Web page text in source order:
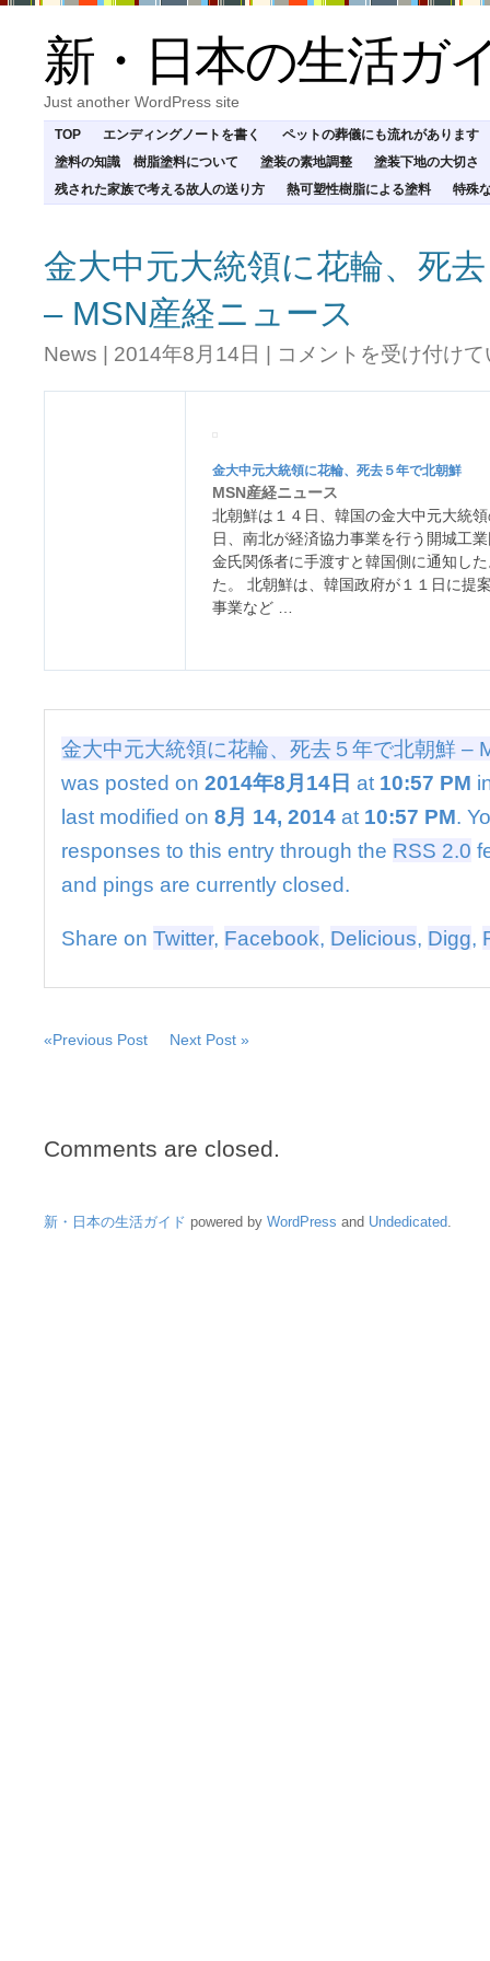
新・日本の生活ガ
Just another WordPress site
TOP エンディングノートを書く
ペットの葬儀にも流れがあります
塗料の知識 樹脂塗料について
塗装の素地調整
塗装下地の大切さ
残された家族で考える故人の送り方
熱可塑性樹脂による塗料 特殊
金大中元大統領に花輪、死
– MSN産経ニュース
News | 2014年8月14日 | 金
中
領
に
花
輪、
死
去
５
北
MSN
産
ニ
ュ
ス
コメントを受け付け
金大中元大統領に花輪、 死去 ５年で北朝鮮
MSN産経ニュース
北朝鮮は１４日、韓国の金大中元大統
日、南北が経済協力事業を行う開城工
金氏関係者に手渡すと韓国側に通知し
た。 北朝鮮は、韓国政府が１１日に提
事業など …
金大中元大統領に花輪、死去５年で北朝鮮 –
was posted on 2014年8月14日 at 10:57 PM
last modified on 8月 14, 2014 at 10:57 PM.
responses to this entry through the RSS 2.0
and pings are currently closed.
Share on Twitter, Facebook, Delicious, Digg,
«Previous Post Next Post »
Comments are closed.
新・日本の生活ガイド powered by WordPress and Undedicated.